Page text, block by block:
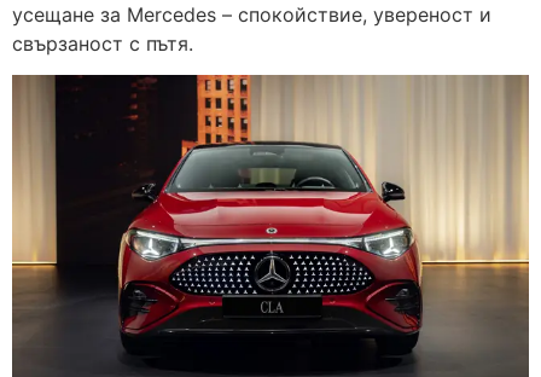
усещане за Mercedes – спокойствие, увереност и
свързаност с пътя.